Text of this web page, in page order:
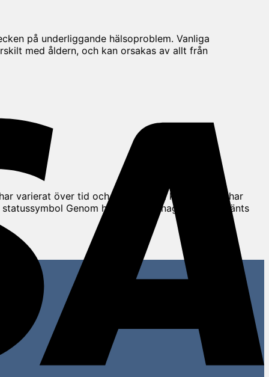
på underliggande hälsoproblem. Vanliga
med åldern, och kan orsakas av allt från
varierat över tid och mellan olika kulturer, och har
Genom historien har naglar ofta använts